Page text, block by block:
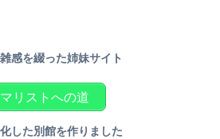
感を綴った姉妹サイト
リストへの道
した別館を作りました